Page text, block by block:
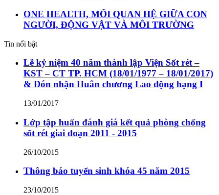
ONE HEALTH, MỐI QUAN HỆ GIỮA CON
NGƯỜI, ĐỘNG VẬT VÀ MÔI TRƯỜNG
Tin nổi bật
Lễ kỷ niệm 40 năm thành lập Viện Sốt rét –
KST – CT TP. HCM (18/01/1977 – 18/01/2017)
& Đón nhận Huân chương Lao động hạng I
13/01/2017
Lớp tập huấn đánh giá kết quả phòng chống
sốt rét giai đoạn 2011 - 2015
26/10/2015
Thông báo tuyển sinh khóa 45 năm 2015
23/10/2015